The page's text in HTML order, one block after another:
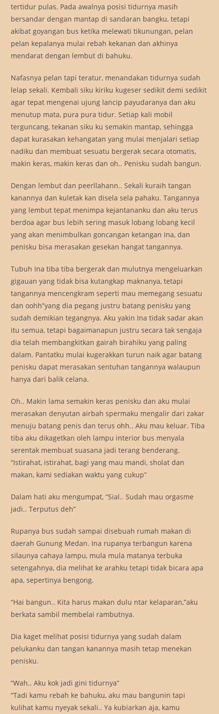
tertidur pulas. Pada awalnya posisi tidurnya masih
bersandar dengan mantap di sandaran bangku, tetapi
akibat goyangan bus ketika melewati tikunungan, pelan
pelan kepalanya mulai rebah kekanan dan akhinya
mendarat dengan lembut di bahuku.
Nafasnya pelan tapi teratur, menandakan tidurnya sudah
lelap sekali. Kembali siku kiriku kugeser sedikit demi sedikit
agar tepat mengenai ujung lancip payudaranya dan aku
menutup mata, pura pura tidur. Setiap kali mobil
terguncang, tekanan siku ku semakin mantap, sehingga
dapat kurasakan kehangatan yang mulai menjalari setiap
nadiku dan membuat sesuatu bergerak secara otomatis,
makin keras, makin keras dan oh.. Penisku sudah bangun.
Dengan lembut dan peerllahann.. Sekali kuraih tangan
kanannya dan kuletak kan disela sela pahaku. Tangannya
yang lembut tepat menimpa kejantananku dan aku terus
berdoa agar bus lebih sering masuk lobang lobang kecil
yang akan menimbulkan goncangan ketangan Ina, dan
penisku bisa merasakan gesekan hangat tangannya.
Tubuh Ina tiba tiba bergerak dan mulutnya mengeluarkan
gigauan yang tidak bisa kutangkap maknanya, tetapi
tangannya mencengkram seperti mau memegang sesuatu
dan oohh”yang dia pegang justru batang penisku yang
sudah demikian tegangnya. Aku yakin Ina tidak sadar akan
itu semua, tetapi bagaimanapun justru secara tak sengaja
dia telah membangkitkan gairah birahiku yang paling
dalam. Pantatku mulai kugerakkan turun naik agar batang
penisku dapat merasakan sentuhan tangannya walaupun
hanya dari balik celana.
Oh.. Makin lama semakin keras penisku dan aku mulai
merasakan denyutan airbah spermaku mengalir dari zakar
menuju batang penis dan terus ohh.. Aku mau keluar. Tiba
tiba aku dikagetkan oleh lampu interior bus menyala
serentak membuat suasana jadi terang benderang.
“Istirahat, istirahat, bagi yang mau mandi, sholat dan
makan, kami sediakan waktu yang cukup”
Dalam hati aku mengumpat, “Sial.. Sudah mau orgasme
jadi.. Terputus deh”
Rupanya bus sudah sampai disebuah rumah makan di
daerah Gunung Medan. Ina rupanya terbangun karena
silaunya cahaya lampu, mula mula matanya terbuka
setengahnya, dia melihat ke arahku tetapi tidak bicara apa
apa, sepertinya bengong.
“Hai bangun.. Kita harus makan dulu ntar kelaparan,”aku
berkata sambil membelai rambutnya.
Dia kaget melihat posisi tidurnya yang sudah dalam
pelukanku dan tangan kanannya masih tetap menekan
penisku.
“Wah.. Aku kok jadi gini tidurnya”
“Tadi kamu rebah ke bahuku, aku mau bangunin tapi
kulihat kamu nyeyak sekali.. Ya kubiarkan aja, kamu